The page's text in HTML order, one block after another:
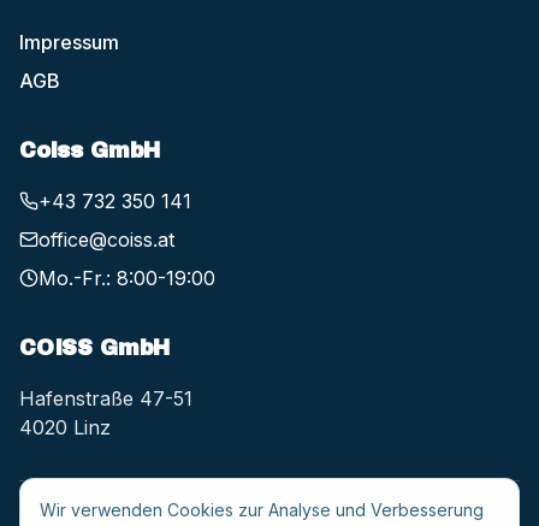
Impressum
AGB
Coiss GmbH
+43 732 350 141
office@coiss.at
Mo.-Fr.: 8:00-19:00
COISS GmbH
Hafenstraße 47-51
4020 Linz
Copyright © 2025, COISS GmbH
Wir verwenden Cookies zur Analyse und Verbesserung